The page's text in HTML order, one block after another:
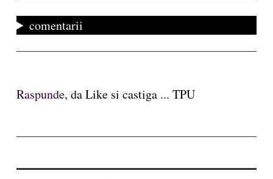
comentarii
Raspunde, da Like si castiga ... TPU